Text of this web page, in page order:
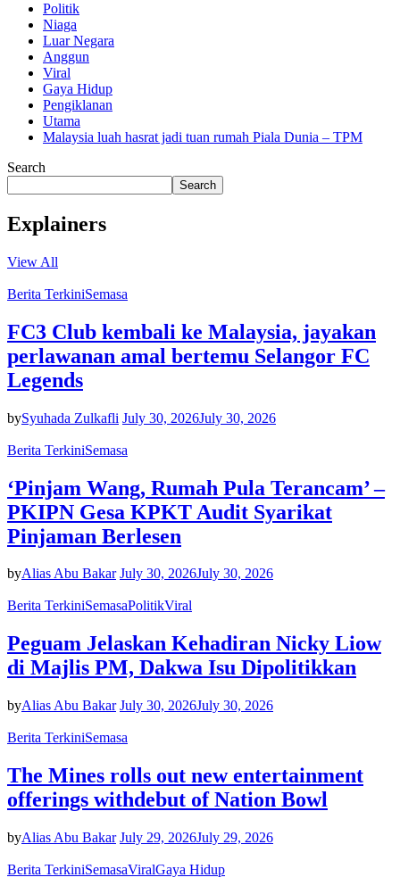
Politik
Niaga
Luar Negara
Anggun
Viral
Gaya Hidup
Pengiklanan
Utama
Malaysia luah hasrat jadi tuan rumah Piala Dunia – TPM
Search
Search
Explainers
View All
Berita TerkiniSemasa
FC3 Club kembali ke Malaysia, jayakan
perlawanan amal bertemu Selangor FC
Legends
bySyuhada Zulkafli July 30, 2026July 30, 2026
Berita TerkiniSemasa
‘Pinjam Wang, Rumah Pula Terancam’ –
PKIPN Gesa KPKT Audit Syarikat
Pinjaman Berlesen
byAlias Abu Bakar July 30, 2026July 30, 2026
Berita TerkiniSemasaPolitikViral
Peguam Jelaskan Kehadiran Nicky Liow
di Majlis PM, Dakwa Isu Dipolitikkan
byAlias Abu Bakar July 30, 2026July 30, 2026
Berita TerkiniSemasa
The Mines rolls out new entertainment
offerings withdebut of Nation Bowl
byAlias Abu Bakar July 29, 2026July 29, 2026
Berita TerkiniSemasaViralGaya Hidup